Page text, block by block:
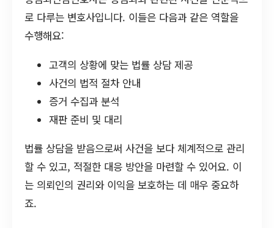
로 다루는 변호사입니다. 이들은 다음과 같은 역할을
수행해요:
고객의 상황에 맞는 법률 상담 제공
사건의 법적 절차 안내
증거 수집과 분석
재판 준비 및 대리
법률 상담을 받음으로써 사건을 보다 체계적으로 관리
할 수 있고, 적절한 대응 방안을 마련할 수 있어요. 이
는 의뢰인의 권리와 이익을 보호하는 데 매우 중요하
죠.